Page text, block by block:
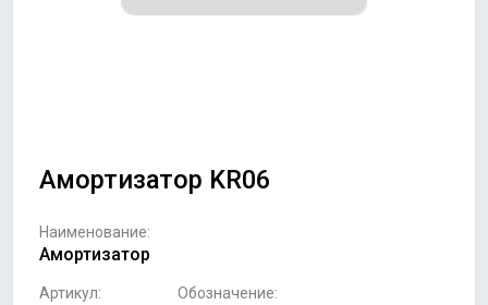
Амортизатор KR06
Наименование:
Амортизатор
Артикул: Обозначение: